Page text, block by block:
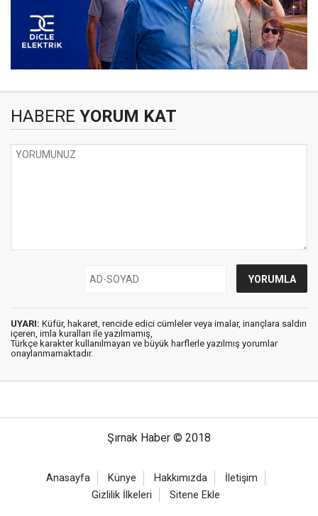
HABERE YORUM KAT
UYARI: Küfür, hakaret, rencide edici cümleler veya imalar, inançlara saldırı
içeren, imla kuralları ile yazılmamış,
Türkçe karakter kullanılmayan ve büyük harflerle yazılmış yorumlar
onaylanmamaktadır.
Şırnak Haber © 2018
Anasayfa Künye Hakkımızda
İletişim
Gizlilik İlkeleri
Sitene Ekle